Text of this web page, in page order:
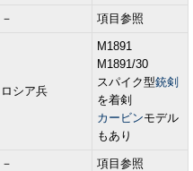
－ 項目参照
ロシア兵
M1891
M1891/30
スパイク型銃剣
を着剣
カービンモデル
もあり
－ 項目参照